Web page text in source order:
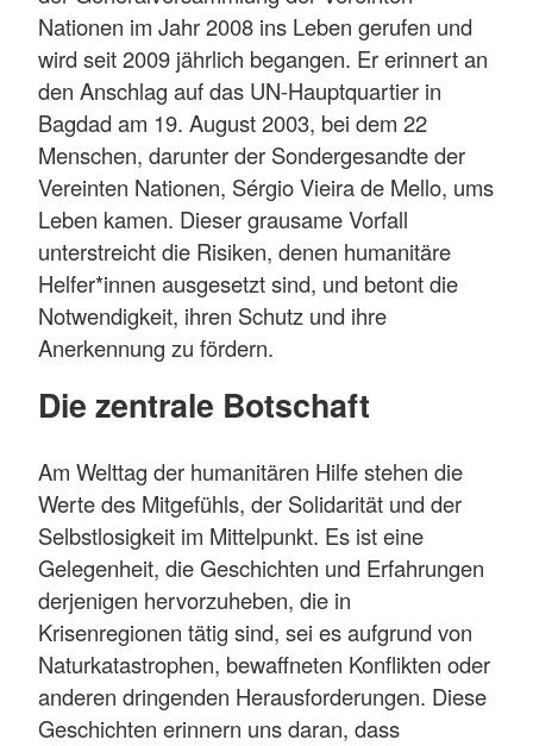
Nationen im Jahr 2008 ins Leben gerufen und
wird seit 2009 jährlich begangen. Er erinnert an
den Anschlag auf das UN-Hauptquartier in
Bagdad am 19. August 2003, bei dem 22
Menschen, darunter der Sondergesandte der
Vereinten Nationen, Sérgio Vieira de Mello, ums
Leben kamen. Dieser grausame Vorfall
unterstreicht die Risiken, denen humanitäre
Helfer*innen ausgesetzt sind, und betont die
Notwendigkeit, ihren Schutz und ihre
Anerkennung zu fördern.
Die zentrale Botschaft
Am Welttag der humanitären Hilfe stehen die
Werte des Mitgefühls, der Solidarität und der
Selbstlosigkeit im Mittelpunkt. Es ist eine
Gelegenheit, die Geschichten und Erfahrungen
derjenigen hervorzuheben, die in
Krisenregionen tätig sind, sei es aufgrund von
Naturkatastrophen, bewaffneten Konflikten oder
anderen dringenden Herausforderungen. Diese
Geschichten erinnern uns daran, dass